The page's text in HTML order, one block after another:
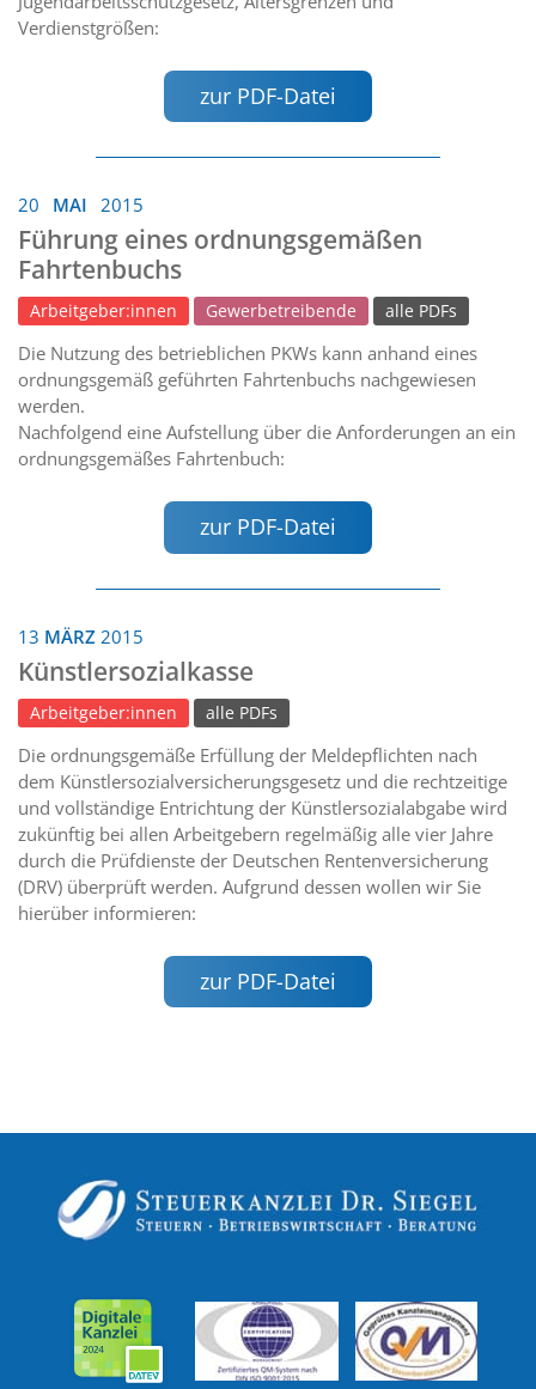
Verdienstgrößen:
zur PDF-Datei
20 MAI 2015
Führung eines ordnungsgemäßen
Fahrtenbuchs
Arbeitgeber:innen Gewerbetreibende alle PDFs
Die Nutzung des betrieblichen PKWs kann anhand eines
ordnungsgemäß geführten Fahrtenbuchs nachgewiesen
werden.
Nachfolgend eine Aufstellung über die Anforderungen an ein
ordnungsgemäßes Fahrtenbuch:
zur PDF-Datei
13 MÄRZ 2015
Künstlersozialkasse
Arbeitgeber:innen alle PDFs
Die ordnungsgemäße Erfüllung der Meldepflichten nach
dem Künstlersozialversicherungsgesetz und die rechtzeitige
und vollständige Entrichtung der Künstlersozialabgabe wird
zukünftig bei allen Arbeitgebern regelmäßig alle vier Jahre
durch die Prüfdienste der Deutschen Rentenversicherung
(DRV) überprüft werden. Aufgrund dessen wollen wir Sie
hierüber informieren:
zur PDF-Datei